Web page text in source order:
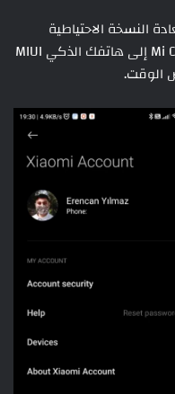
النسخة الاحتياطية
للشاشة الرئيسية التي أخذتها من Mi Cloud إلى هاتفك الذكي MIUI